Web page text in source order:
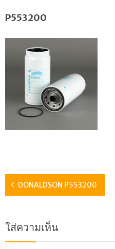
P553200
DONALDSON P553200
ใส่ความเห็น